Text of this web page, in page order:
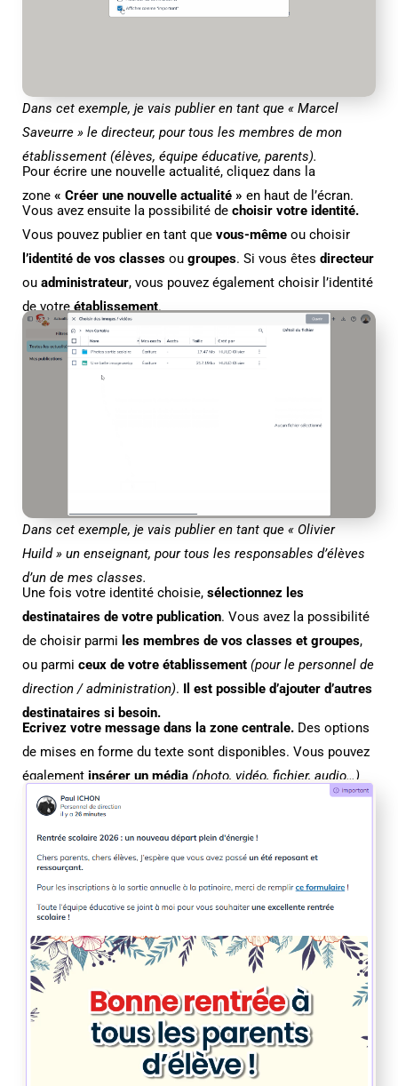
Dans cet exemple, je vais publier en tant que « Marcel
Saveurre » le directeur, pour tous les membres de mon
établissement (élèves, équipe éducative, parents).
Pour écrire une nouvelle actualité, cliquez dans la
zone « Créer une nouvelle actualité » en haut de l’écran.
Vous avez ensuite la possibilité de choisir votre identité.
Vous pouvez publier en tant que vous-même ou choisir
l’identité de vos classes ou groupes. Si vous êtes directeur
ou administrateur, vous pouvez également choisir l’identité
de votreétablissement.
Dans cet exemple, je vais publier en tant que « Olivier
Huild » un enseignant, pour tous les responsables d’élèves
d’un de mes classes.
Une fois votre identité choisie, sélectionnez les
destinataires de votre publication. Vous avez la possibilité
de choisir parmi les membres de vos classes et groupes,
ou parmi ceux de votre établissement (pour le personnel de
direction / administration). Il est possible d’ajouter d’autres
destinataires si besoin.
Ecrivez votre message dans la zone centrale. Des options
de mises en forme du texte sont disponibles. Vous pouvez
également insérer un média (photo, vidéo, fichier, audio…)